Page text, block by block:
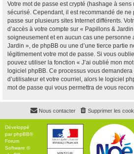
Votre mot de passe est crypté (hashage à sens
sécurisé. Cependant, il est recommandé de ne
passe sur plusieurs sites Internet différents.
d’accès à votre compte sur « Papillons &
soigneusement et en aucun cas une personne
Jardin », de phpBB ou une d’une tierce partie
légitimement votre mot de passe. Si vous
pouvez utiliser la fonction « J’ai oublié mon
logiciel phpBB. Ce processus vous
d’utilisateur et votre courriel, alors le logiciel
mot de passe qui vous permettra de vous
Supprimer les
Nous contacter
Développé
parphpBB®
Forum
Software ©